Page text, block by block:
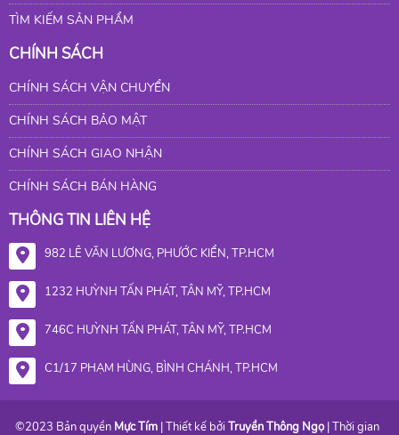
TÌM KIẾM SẢN PHẨM
CHÍNH SÁCH
CHÍNH SÁCH VẬN CHUYỂN
CHÍNH SÁCH BẢO MẬT
CHÍNH SÁCH GIAO NHẬN
CHÍNH SÁCH BÁN HÀNG
THÔNG TIN LIÊN HỆ
982 LÊ VĂN LƯƠNG, PHƯỚC KIỂN, TP.HCM
1232 HUỲNH TẤN PHÁT, TÂN MỸ, TP.HCM
746C HUỲNH TẤN PHÁT, TÂN MỸ, TP.HCM
C1/17 PHẠM HÙNG, BÌNH CHÁNH, TP.HCM
©2023 Bản quyền Mực Tím | Thiết kế bởi Truyền Thông Ngọ | Thời gian